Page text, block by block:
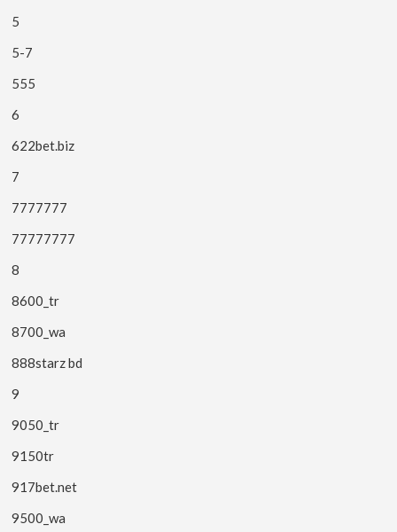
5
5-7
555
6
622bet.biz
7
7777777
77777777
8
8600_tr
8700_wa
888starz bd
9
9050_tr
9150tr
917bet.net
9500_wa